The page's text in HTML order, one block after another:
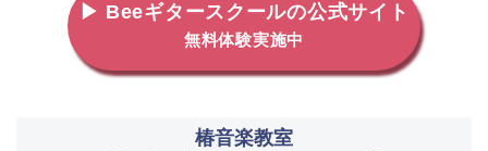
▶ Beeギタースクールの公式サイト
無料体験実施中
椿音楽教室